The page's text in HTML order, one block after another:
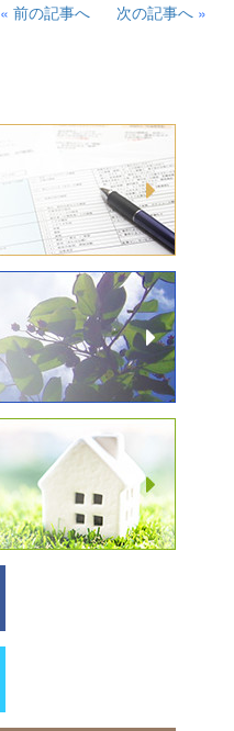
« 前の記事へ 次の記事へ »